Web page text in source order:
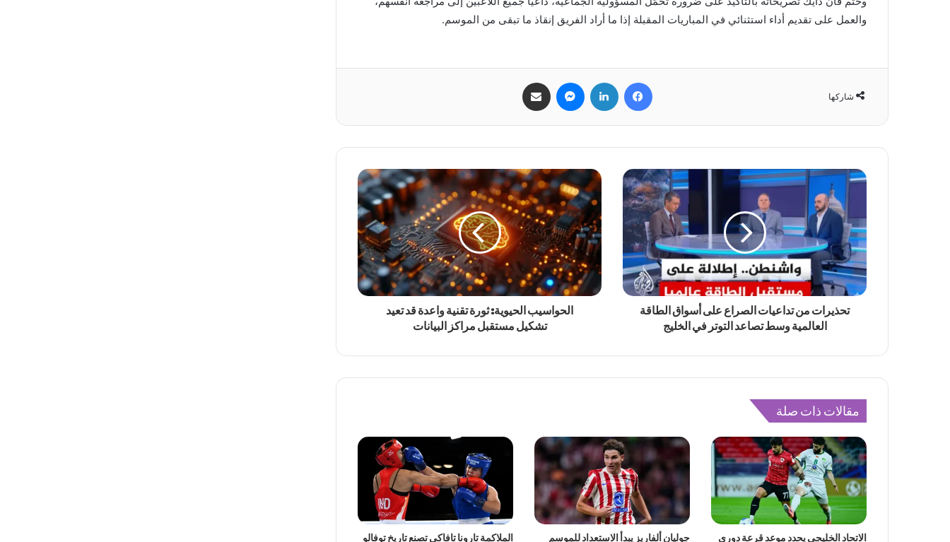
والعمل على تقديم أداء استثنائي في المباريات المقبلة إذا ما أراد الفريق إنقاذ ما تبقى من الموسم.
شاركها
فيسبوك لينكدإن ماسنجر
تحذيرات من تداعيات الصراع على أسواق الطاقة
العالمية وسط تصاعد التوتر في الخليج
الحواسيب الحيوية: ثورة تقنية واعدة قد تعيد
تشكيل مستقبل مراكز البيانات
مقالات ذات صلة
الاتحاد الخليجي يحدد موعد قرعة دوري جوليان ألفاريز يبدأ الاستعداد للموسم الملاكمة تارونا تافاكي تصنع تاريخ توفالو